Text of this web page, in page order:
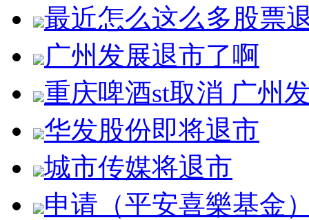
最近怎么这么多股票
广州发展退市了啊
重庆啤酒st取消 广州
华发股份即将退市
城市传媒将退市
申请（平安喜樂基金